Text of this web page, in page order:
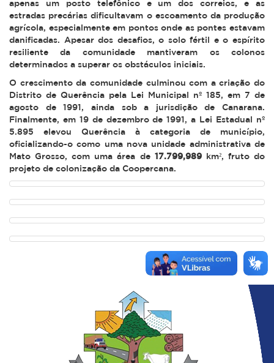
apenas um posto telefônico e um dos correios, e as
estradas precárias dificultavam o escoamento da produção
agrícola, especialmente em pontos onde as pontes estavam
danificadas. Apesar dos desafios, o solo fértil e o espírito
resiliente da comunidade mantiveram os colonos
determinados a superar os obstáculos iniciais.
O crescimento da comunidade culminou com a criação do
Distrito de Querência pela Lei Municipal nº 185, em 7 de
agosto de 1991, ainda sob a jurisdição de Canarana.
Finalmente, em 19 de dezembro de 1991, a Lei Estadual nº
5.895 elevou Querência à categoria de município,
oficializando-o como uma nova unidade administrativa de
Mato Grosso, com uma área de 17.799,989km², fruto do
projeto de colonização da Coopercana.